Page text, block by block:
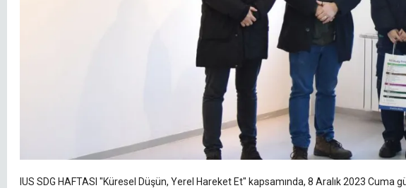
IUS SDG HAFTASI "Küresel Düşün, Yerel Hareket Et" kapsamında, 8 Aralık 2023